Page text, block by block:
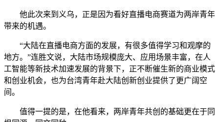
他此次来到义乌，正是因为看好直播电商赛道为两岸青年
带来的机遇。
“大陆在直播电商方面的发展，有很多值得学习和观摩的
地方。”连胜文说，大陆市场规模庞大、应用场景丰富，在人
工智能等新技术加速发展的背景下，正不断催生新的商业模式
和创业机会，也为台湾青年赴大陆创新创业提供了更广阔空
间。
值得一提的是，在他看来，两岸青年共创的基础更在于同